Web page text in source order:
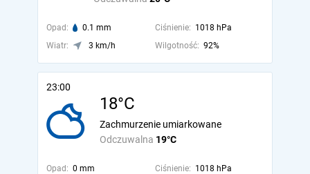
Opad: 0.1 mm Ciśnienie: 1018 hPa
Wiatr:
3 km/h Wilgotność: 92%
23:00
18°C
Odczuwalna 19°C
Zachmurzenie umiarkowane
Opad: 0 mm Ciśnienie: 1018 hPa